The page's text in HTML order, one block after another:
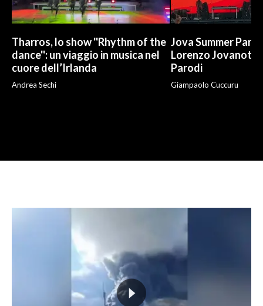
Tharros, lo show ''Rhythm of the
dance'': un viaggio in musica nel
cuore dell’Irlanda
Andrea Sechi
Jova Summer
Lorenzo Jovanotti
Parodi
Giampaolo Cuccuru